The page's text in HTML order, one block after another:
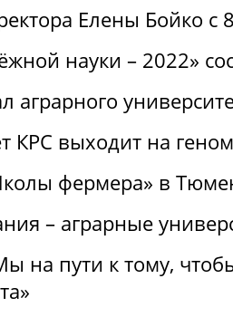
Елены Бойко с
науки – 2022»
аграрного
КРС выходит на
фермера» в
– аграрные
на пути к тому,